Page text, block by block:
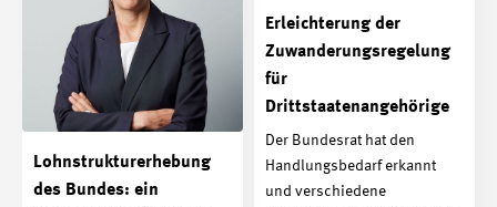
Erleichterung der
Zuwanderungsregelung
für
Drittstaatenangehörige
Der Bundesrat hat den
Handlungsbedarf erkannt
und verschiedene
Lohnstrukturerhebung
des Bundes: ein